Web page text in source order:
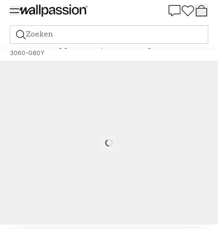
Zoeken
Verf Bestelling gebaseerd op NCS Bestelling door NCS
3060-G80Y
Loading…